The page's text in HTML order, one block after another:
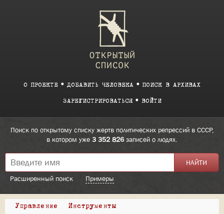
О ПРОЕКТЕ ДОБАВИТЬ ЧЕЛОВЕКА ПОИСК В АРХИВАХ
ЗАРЕГИСТРИРОВАТЬСЯ ВОЙТИ
Поиск по открытому списку жертв политических репрессий в СССР,
в котором уже 3 352 826записей о людях.
Расширенный поиск Примеры
Управление Инструменты